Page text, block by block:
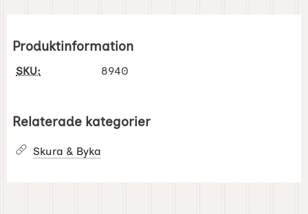
Produktinformation
SKU: 8940
Relaterade kategorier
Skura & Byka